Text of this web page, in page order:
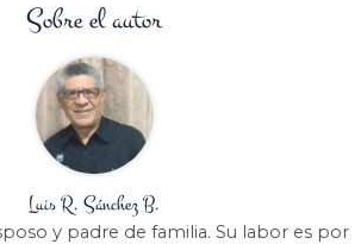
Sobre el autor
Luis R. Sánchez B.
y padre de familia. Su labor es por